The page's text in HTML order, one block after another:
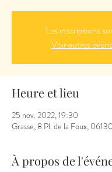
Les inscriptions
Voir autres
Heure et lieu
25 nov. 2022, 19:30
Grasse, 8 Pl. de la Foux,
À propos de